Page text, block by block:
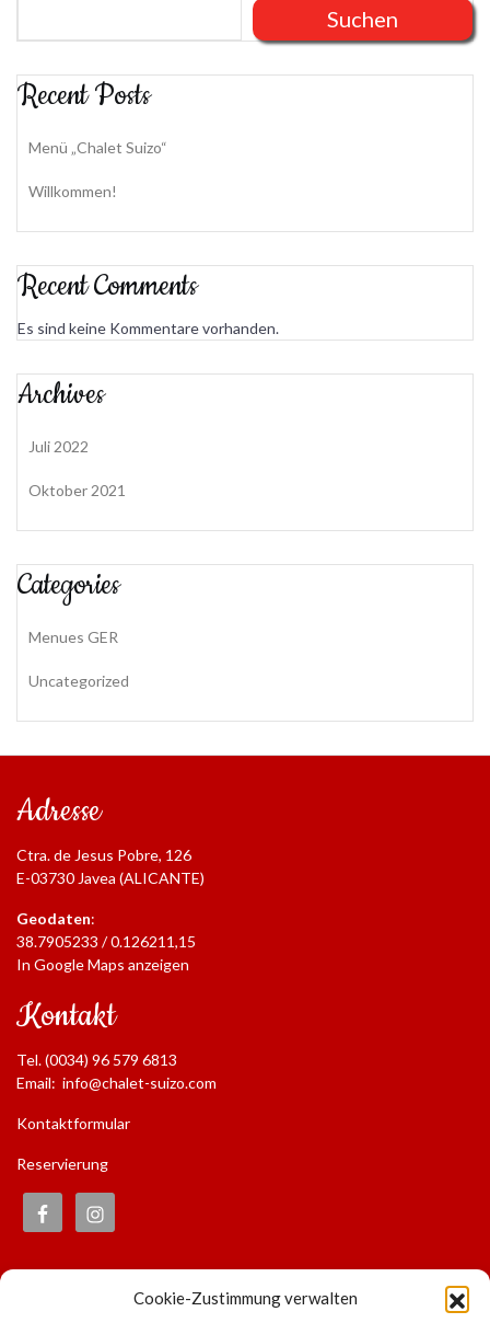
Cookie-Zustimmung verwalten
Suchen
Recent Posts
Menü „Chalet Suizo“
Willkommen!
Recent Comments
Es sind keine Kommentare vorhanden.
Archives
Juli 2022
Oktober 2021
Categories
Menues GER
Uncategorized
Adresse
Ctra. de Jesus Pobre, 126
E-03730 Javea (ALICANTE)
Geodaten:
38.7905233 / 0.126211,15
In Google Maps anzeigen
Kontakt
Tel. (0034) 96 579 6813
Email: info@chalet-suizo.com
Kontaktformular
Reservierung
Informationen